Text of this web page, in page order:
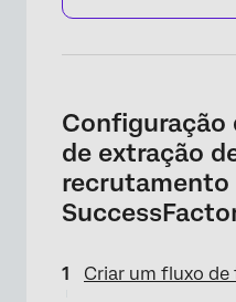
Configuração
de extração
recrutamento
Criar um fluxo de